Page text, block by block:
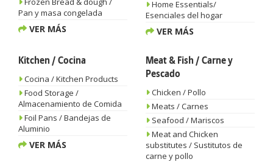
Pan y masa congelada
VER MÁS
Home Essentials/
Esenciales del hogar
VER MÁS
Kitchen / Cocina
Cocina / Kitchen Products
Food Storage /
Almacenamiento de Comida
Foil Pans / Bandejas de
Aluminio
VER MÁS
Meat & Fish / Carne y
Pescado
Chicken / Pollo
Meats / Carnes
Seafood / Mariscos
Meat and Chicken
substitutes / Sustitutos de
carne y pollo